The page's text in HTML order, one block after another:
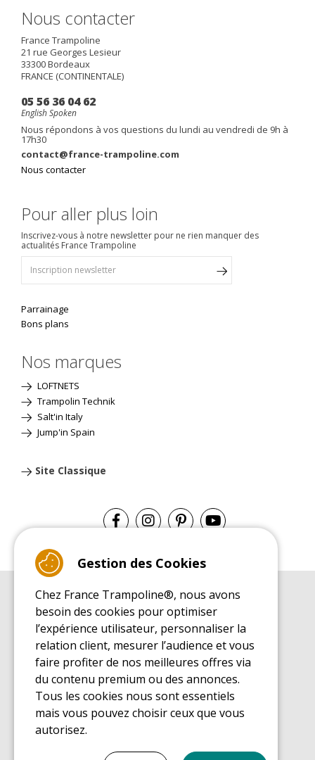
Nous contacter
France Trampoline
21 rue Georges Lesieur
33300Bordeaux
FRANCE (CONTINENTALE)
05 56 36 04 62
English Spoken
Nous répondons à vos questions du lundi au vendredi de 9h à
17h30
contact@france-trampoline.com
Nous contacter
Pour aller plus loin
Inscrivez-vous à notre newsletter pour ne rien manquer des
actualités France Trampoline
Parrainage
Bons plans
Nos marques
LOFTNETS
Trampolin Technik
Salt'in Italy
Jump'in Spain
Site Classique
Guide d'achat pour les trampolines de loisirs
GUIDE DE MONTAGE
Guide de montage pour les trampolines de loisirs
GUIDE D'ENTRETIEN
Guide d'entretien des trampolines de loisirs
GUIDE DÉCOUVERTE
Guide de découverte des trampolines de loisirs
GUIDE D'ACHAT PIÈCES DE RECHANGE
Gestion des Cookies
Chez France Trampoline®, nous avons
besoin des cookies pour optimiser
l’expérience utilisateur, personnaliser la
relation client, mesurer l’audience et vous
faire profiter de nos meilleures offres via
du contenu premium ou des annonces.
Tous les cookies nous sont essentiels
mais vous pouvez choisir ceux que vous
autorisez.